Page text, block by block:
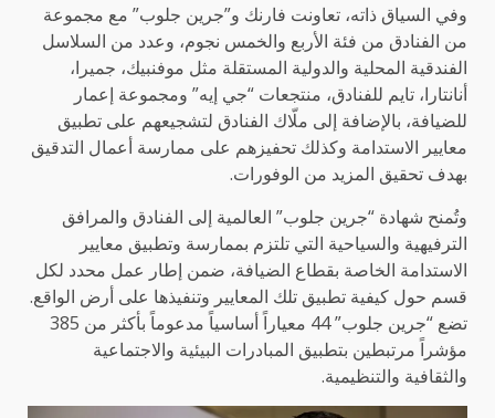
وفي السياق ذاته، تعاونت فارنك و”جرين جلوب” مع مجموعة
من الفنادق من فئة الأربع والخمس نجوم، وعدد من السلاسل
الفندقية المحلية والدولية المستقلة مثل موفنبيك، جميرا،
أنانتارا، تايم للفنادق، منتجعات “جي إيه” ومجموعة إعمار
للضيافة، بالإضافة إلى ملّاك الفنادق لتشجيعهم على تطبيق
معايير الاستدامة وكذلك تحفيزهم على ممارسة أعمال التدقيق
بهدف تحقيق المزيد من الوفورات.
وتُمنح شهادة “جرين جلوب” العالمية إلى الفنادق والمرافق
الترفيهية والسياحية التي تلتزم بممارسة وتطبيق معايير
الاستدامة الخاصة بقطاع الضيافة، ضمن إطار عمل محدد لكل
قسم حول كيفية تطبيق تلك المعايير وتنفيذها على أرض الواقع.
تضع “جرين جلوب” 44 معياراً أساسياً مدعوماً بأكثر من 385
مؤشراً مرتبطين بتطبيق المبادرات البيئية والاجتماعية
والثقافية والتنظيمية.